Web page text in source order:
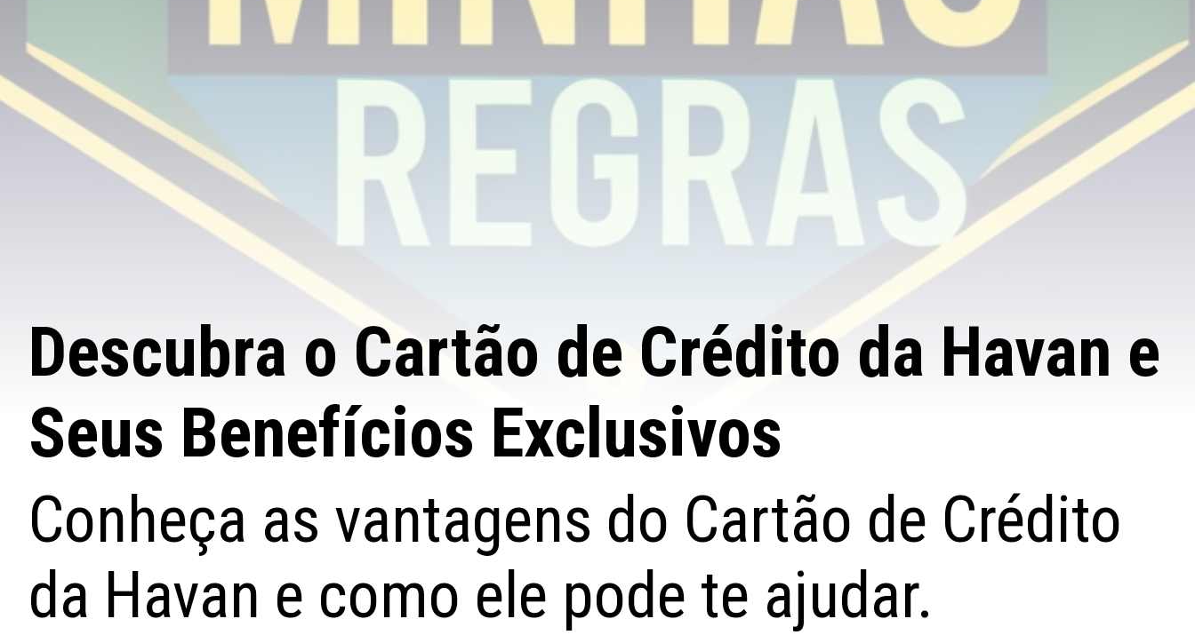
Descubra o Cartão de Crédito da Havan e
Seus Benefícios Exclusivos
Conheça as vantagens do Cartão de Crédito
da Havan e como ele pode te ajudar.